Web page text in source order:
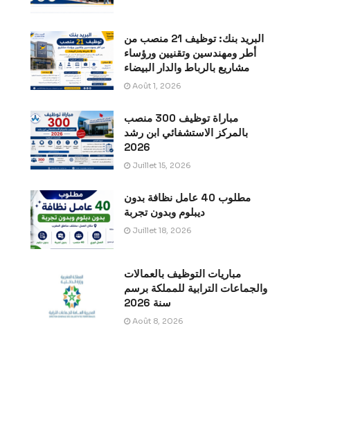
البريد بنك: توظيف 21 منصب من
أطر ومهندسين وتقنيين ورؤساء
مشاريع بالرباط والدار البيضاء
Août 1, 2026
مباراة توظيف 300 منصب
بالمركز الاستشفائي ابن رشد
2026
Juillet 15, 2026
مطلوب 40 عامل نظافة بدون
ديبلوم وبدون تجربة
Juillet 18, 2026
مباريات التوظيف بالعمالات
والجماعات الترابية للمملكة برسم
سنة 2026
Août 8, 2026